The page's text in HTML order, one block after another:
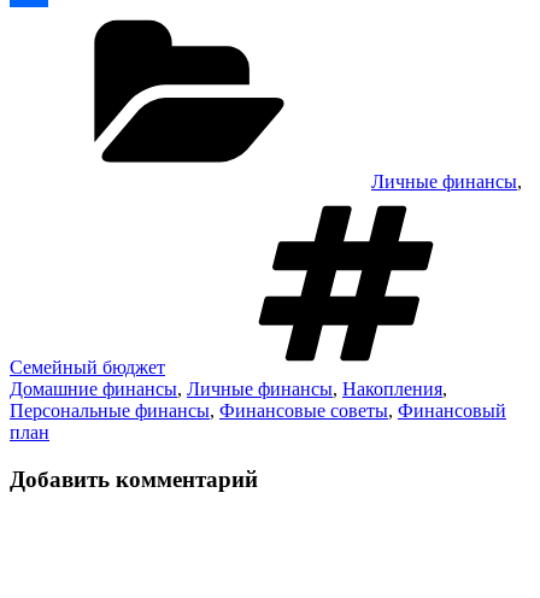
Отправить
Личные финансы,
Семейный бюджет
Домашние финансы, Личные финансы, Накопления,
Персональные финансы, Финансовые советы, Финансовый
план
Добавить комментарий